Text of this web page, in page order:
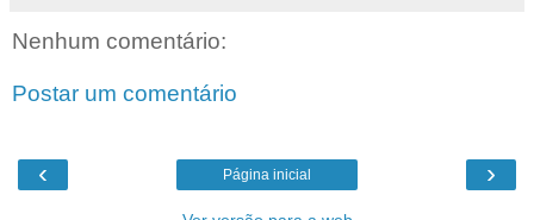
Nenhum comentário:
Postar um comentário
‹ ›
Página inicial